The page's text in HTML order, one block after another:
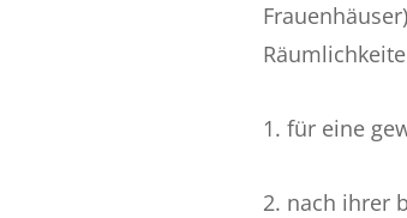
1. für eine
2. nach ihrer